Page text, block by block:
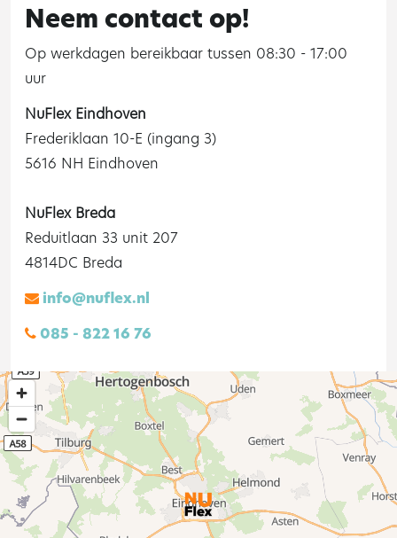
Neem contact op!
Op werkdagen bereikbaar tussen 08:30 - 17:00
uur
NuFlex Eindhoven
Frederiklaan 10-E (ingang 3)
5616 NH Eindhoven
NuFlex Breda
Reduitlaan 33 unit 207
4814DC Breda
info@nuflex.nl
085 - 822 16 76